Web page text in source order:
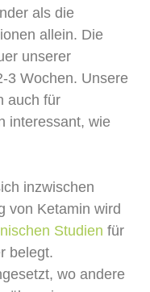
als die
allein. Die
unserer
3 Wochen. Unsere
auch für
interessant, wie
inzwischen
von Ketamin wird
Studien für
belegt.
wo andere